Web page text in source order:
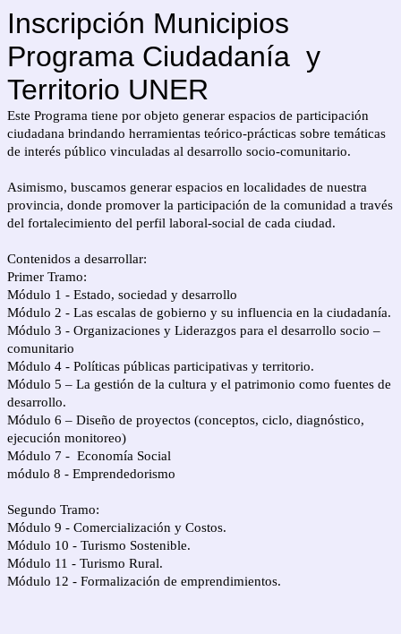
Inscripción Municipios
Programa Ciudadanía y
Territorio UNER
Este Programa tiene por objeto generar espacios de participación
ciudadana brindando herramientas teórico-prácticas sobre temáticas
de interés público vinculadas al desarrollo socio-comunitario.
Asimismo, buscamos generar espacios en localidades de nuestra
provincia, donde promover la participación de la comunidad a través
del fortalecimiento del perfil laboral-social de cada ciudad.
Contenidos a desarrollar:
Primer Tramo:
Módulo 1 - Estado, sociedad y desarrollo
Módulo 2 - Las escalas de gobierno y su influencia en la ciudadanía.
Módulo 3 - Organizaciones y Liderazgos para el desarrollo socio –
comunitario
Módulo 4 - Políticas públicas participativas y territorio.
Módulo 5 – La gestión de la cultura y el patrimonio como fuentes de
desarrollo.
Módulo 6 – Diseño de proyectos (conceptos, ciclo, diagnóstico,
ejecución monitoreo)
Módulo 7 - Economía Social
módulo 8 - Emprendedorismo
Segundo Tramo:
Módulo 9 - Comercialización y Costos.
Módulo 10 - Turismo Sostenible.
Módulo 11 - Turismo Rural.
Módulo 12 - Formalización de emprendimientos.